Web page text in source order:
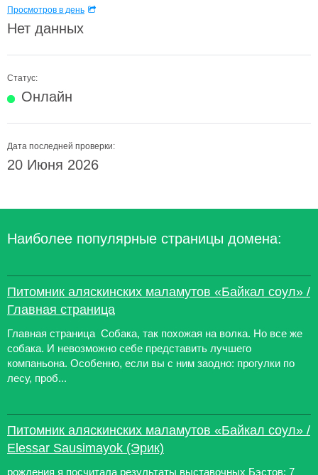
Просмотров в день
Нет данных
Статус:
Онлайн
Дата последней проверки:
20 Июня 2026
Наиболее популярные страницы домена:
Питомник аляскинских маламутов «Байкал соул» /
Главная страница
Главная страница Собака, так похожая на волка. Но все же
собака. И невозможно себе представить лучшего
компаньона. Особенно, если вы с ним заодно: прогулки по
лесу, проб...
Питомник аляскинских маламутов «Байкал соул» /
Elessar Sausimayok (Эрик)
рождения я посчитала результаты выставочных Бэстов: 7